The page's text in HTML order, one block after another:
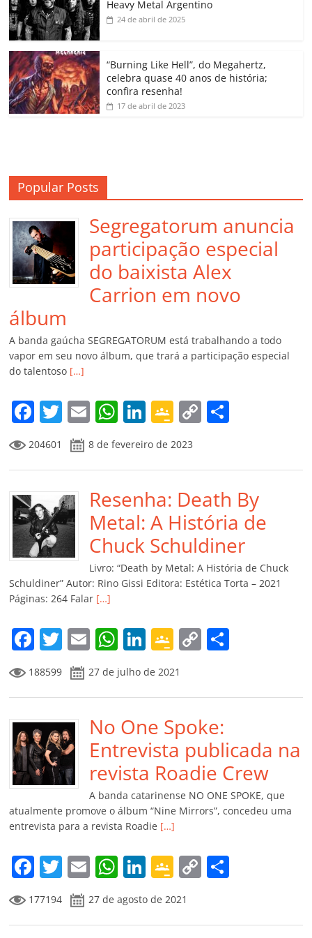
k ss
o
m
Heavy Metal Argentino
24 de abril de 2025
“Burning Like Hell”, do Megahertz,
celebra quase 40 anos de história;
confira resenha!
17 de abril de 2023
Popular Posts
Segregatorum anuncia
participação especial
do baixista Alex
Carrion em novo
álbum
A banda gaúcha SEGREGATORUM está trabalhando a todo
vapor em seu novo álbum, que trará a participação especial
do talentoso […]
F
a
c
e
b
o
o
k
T
w
itt
er
E
m
ai
l
W
at
s
A
p
p
Li
k
e
dI
n
G
o
o
gl
e
Cl
a
ss
ro
m
C
y
Li
n
k
p
ar
til
h
ar
204601 8 de fevereiro de 2023
Resenha: Death By
Metal: A História de
Chuck Schuldiner
Livro: “Death by Metal: A História de Chuck
Schuldiner” Autor: Rino Gissi Editora: Estética Torta – 2021
Páginas: 264 Falar […]
F
a
c
e
b
o
o
k
T
w
itt
er
E
m
ai
l
W
h
at
s
A
p
p
Li
n
k
e
dI
n
G
o
o
gl
e
Cl
a
ss
ro
o
m
C
y
Li
n
k
p
til
h
ar
188599 27 de julho de 2021
No One Spoke:
Entrevista publicada na
revista Roadie Crew
A banda catarinense NO ONE SPOKE, que
atualmente promove o álbum “Nine Mirrors”, concedeu uma
entrevista para a revista Roadie […]
F
a
c
T
w
itt
E
m
ai
W
at
Li
n
k
G
o
o
C
177194 27 de agosto de 2021